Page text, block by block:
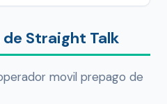
Straight Talk
movil prepago de